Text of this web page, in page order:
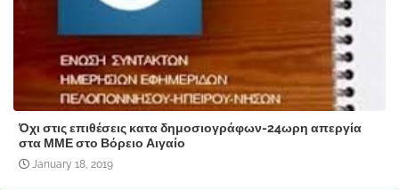
Όχι στις επιθέσεις κατα δημοσιογράφων-24ωρη απεργία
στα ΜΜΕ στο Βόρειο Αιγαίο
January 18, 2019